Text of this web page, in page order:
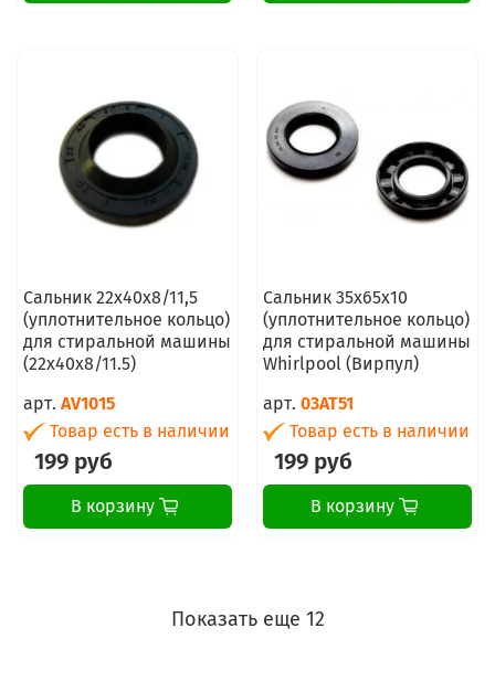
Сальник 22x40x8/11,5
(уплотнительное кольцо)
для стиральной машины
(22x40x8/11.5)
арт. AV1015
Товар есть в наличии
199 руб
В корзину
Сальник 35x65х10
(уплотнительное кольцо)
для стиральной машины
Whirlpool (Вирпул)
арт. 03AT51
Товар есть в наличии
199 руб
В корзину
Показать еще 12